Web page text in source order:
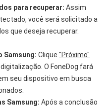
para recuperar: Assim
você será solicitado a
que deseja recuperar.
Samsung:Clique"Próximo"
O FoneDog fará
seu dispositivo em busca
Samsung: Após a conclusão